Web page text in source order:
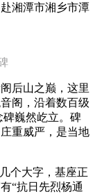
湘潭市湘乡市潭
后山之巅，这里
阁，沿着数百级
碑巍然屹立。碑
重威严，是当地
个大字，基座正
“抗日先烈杨通